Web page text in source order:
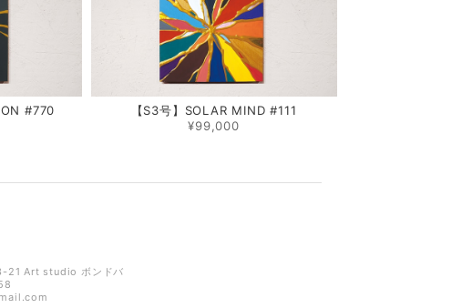
#770
【S3号】SOLAR MIND #111
¥99,000
21 Art studio ボンドバ